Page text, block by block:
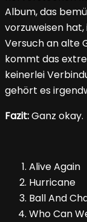
Album, das
vorzuweisen
Versuch an alte
kommt das
keinerlei
gehört es
Fazit:Ganz okay.
Alive Again
Hurricane
Ball And
Who Can